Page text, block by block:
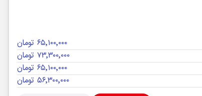
۶۵٬۱۰۰٬۰۰۰ تومان
۷۳٬۳۰۰٬۰۰۰ تومان
۶۵٬۱۰۰٬۰۰۰ تومان
۵۶٬۳۰۰٬۰۰۰ تومان